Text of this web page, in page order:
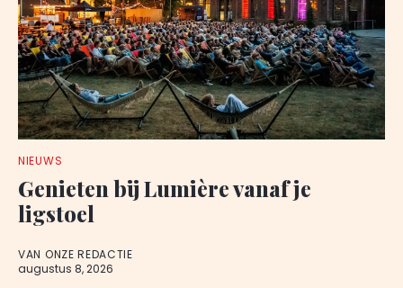
NIEUWS
Genieten bij Lumière vanaf je
ligstoel
VAN ONZE REDACTIE
augustus 8, 2026